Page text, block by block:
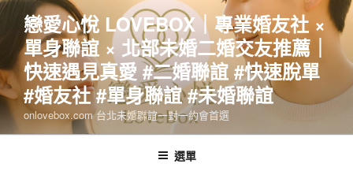
跳
主
要
內
容
戀愛心悅 LOVEBOX｜專業婚友社 ×
單身聯誼 × 北部未婚二婚交友推薦｜
快速遇見真愛 #二婚聯誼 #快速脫單
#婚友社 #單身聯誼 #未婚聯誼
onlovebox.com 台北未婚聯誼一對一約會首選
選單